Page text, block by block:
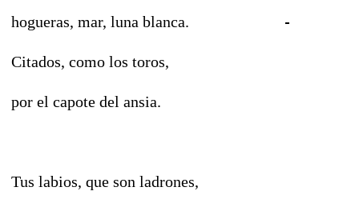
hogueras, mar, luna blanca.
Citados, como los toros,
por el capote del ansia.
Tus labios, que son ladrones,